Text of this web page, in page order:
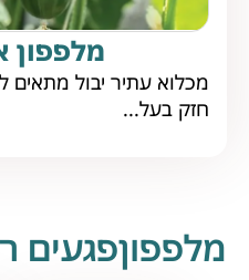
מלפפון
מכלוא עתיר יבול מתאים
חזק בעל...
מלפפוןפגעים